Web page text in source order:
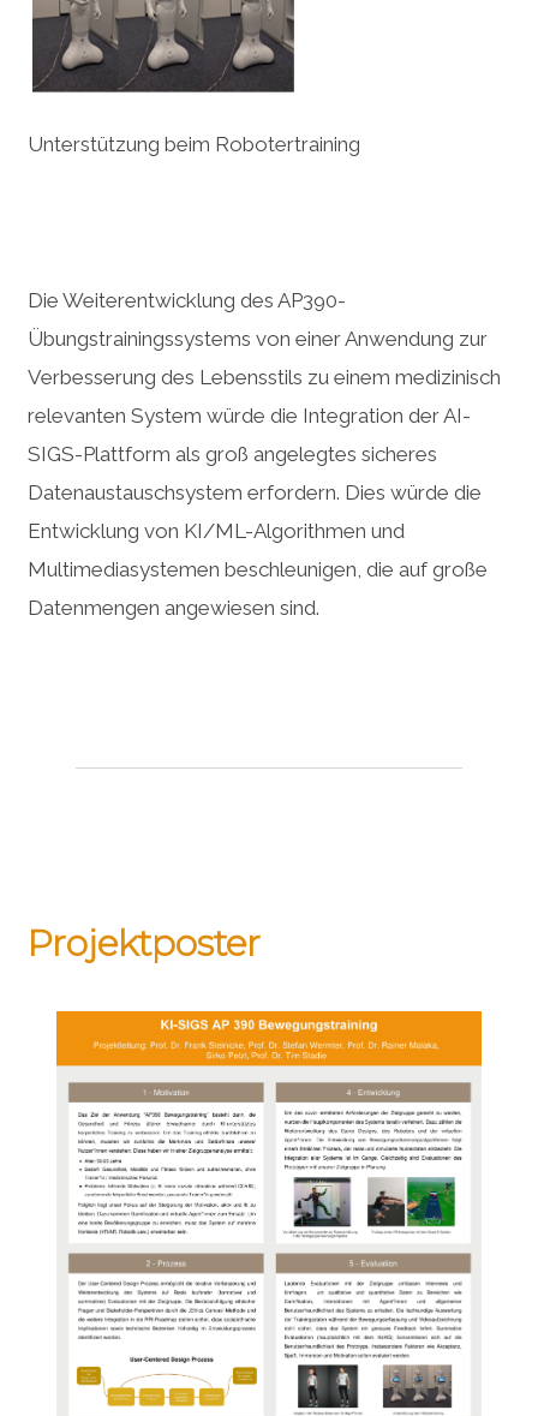
Unterstützung beim Robotertraining
Die Weiterentwicklung des AP390-
Übungstrainingssystems von einer Anwendung zur
Verbesserung des Lebensstils zu einem medizinisch
relevanten System würde die Integration der AI-
SIGS-Plattform als groß angelegtes sicheres
Datenaustauschsystem erfordern. Dies würde die
Entwicklung von KI/ML-Algorithmen und
Multimediasystemen beschleunigen, die auf große
Datenmengen angewiesen sind.
Projektposter